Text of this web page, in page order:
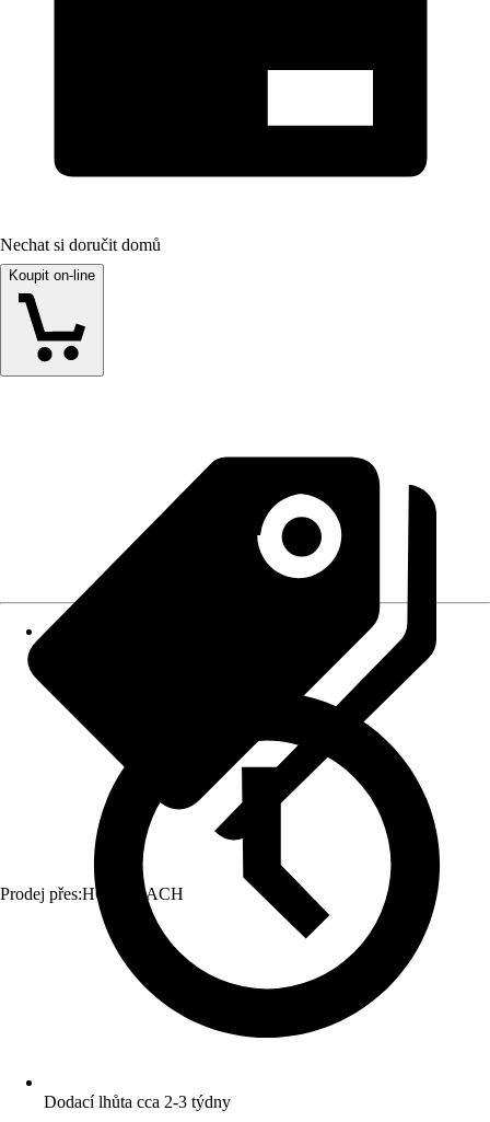
Nechat si doručit domů
Koupit on-line
Prodej přes:HORNBACH
Dodací lhůta cca 2-3 týdny